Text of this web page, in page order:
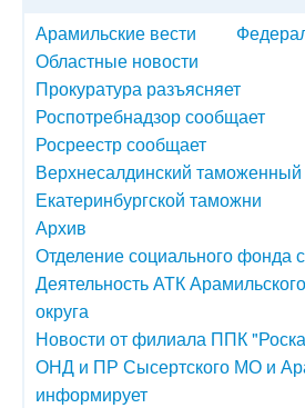
Арамильские вести
Областные новости
Прокуратура разъясняет
Роспотребнадзор сообщает
Росреестр сообщает
Верхнесалдинский таможенный
Екатеринбургской таможни
Архив
Отделение социального фонда
Деятельность АТК
округа
Новости от филиала ППК
ОНД и ПР Сысертского МО и
информирует